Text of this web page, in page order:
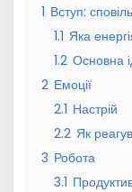
1 Вступ:
1.1 Яка
1.2 Основна
2 Емоції
2.1 Настрій
2.2 Як
3 Робота
3.1